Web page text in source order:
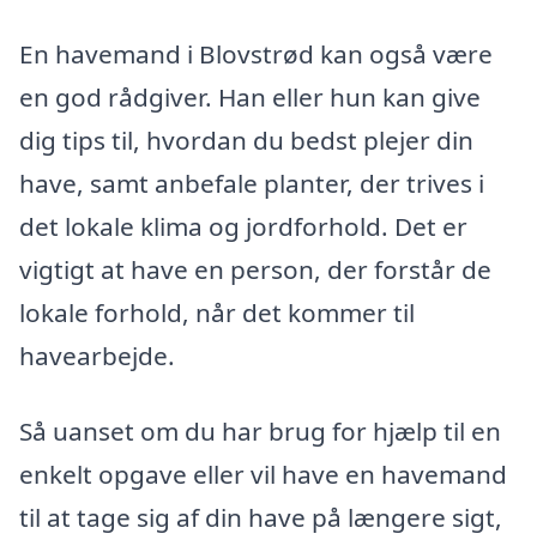
En havemand i Blovstrød kan også være
en god rådgiver. Han eller hun kan give
dig tips til, hvordan du bedst plejer din
have, samt anbefale planter, der trives i
det lokale klima og jordforhold. Det er
vigtigt at have en person, der forstår de
lokale forhold, når det kommer til
havearbejde.
Så uanset om du har brug for hjælp til en
enkelt opgave eller vil have en havemand
til at tage sig af din have på længere sigt,